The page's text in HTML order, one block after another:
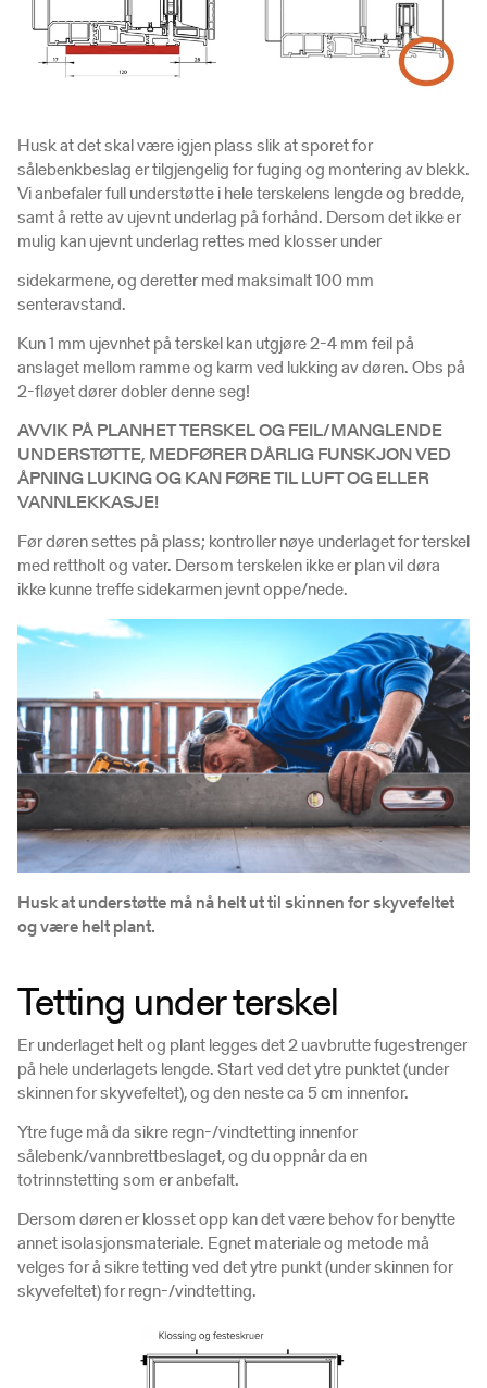
Husk at det skal være igjen plass slik at sporet for
sålebenkbeslag er tilgjengelig for fuging og montering av blekk.
Vi anbefaler full understøtte i hele terskelens lengde og bredde,
samt å rette av ujevnt underlag på forhånd. Dersom det ikke er
mulig kan ujevnt underlag rettes med klosser under
sidekarmene, og deretter med maksimalt 100 mm
senteravstand.
Kun 1 mm ujevnhet på terskel kan utgjøre 2-4 mm feil på
anslaget mellom ramme og karm ved lukking av døren. Obs på
2-fløyet dører dobler denne seg!
AVVIK PÅ PLANHET TERSKEL OG FEIL/MANGLENDE
UNDERSTØTTE, MEDFØRER DÅRLIG FUNSKJON VED
ÅPNING LUKING OG KAN FØRE TIL LUFT OG ELLER
VANNLEKKASJE!
Før døren settes på plass; kontroller nøye underlaget for terskel
med rettholt og vater. Dersom terskelen ikke er plan vil døra
ikke kunne treffe sidekarmen jevnt oppe/nede.
Husk at understøtte må nå helt ut til skinnen for skyvefeltet
og være helt plant.
Tetting under terskel
Er underlaget helt og plant legges det 2 uavbrutte fugestrenger
på hele underlagets lengde. Start ved det ytre punktet (under
skinnen for skyvefeltet), og den neste ca 5 cm innenfor.
Ytre fuge må da sikre regn-/vindtetting innenfor
sålebenk/vannbrettbeslaget, og du oppnår da en
totrinnstetting som er anbefalt.
Dersom døren er klosset opp kan det være behov for benytte
annet isolasjonsmateriale. Egnet materiale og metode må
velges for å sikre tetting ved det ytre punkt (under skinnen for
skyvefeltet) for regn-/vindtetting.